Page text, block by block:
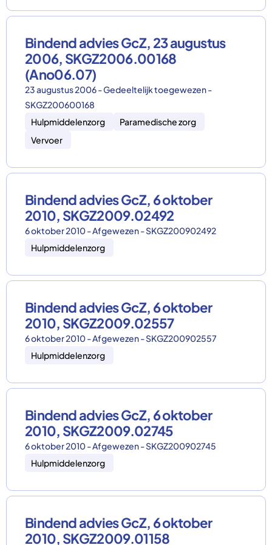
Bindend advies GcZ, 23 augustus
2006, SKGZ2006.00168
(Ano06.07)
23 augustus 2006 - Gedeeltelijk toegewezen -
SKGZ200600168
Hulpmiddelenzorg
Paramedische zorg
Vervoer
Bindend advies GcZ, 6 oktober
2010, SKGZ2009.02492
6 oktober 2010 - Afgewezen - SKGZ200902492
Hulpmiddelenzorg
Bindend advies GcZ, 6 oktober
2010, SKGZ2009.02557
6 oktober 2010 - Afgewezen - SKGZ200902557
Hulpmiddelenzorg
Bindend advies GcZ, 6 oktober
2010, SKGZ2009.02745
6 oktober 2010 - Afgewezen - SKGZ200902745
Hulpmiddelenzorg
Bindend advies GcZ, 6 oktober
2010, SKGZ2009.01158